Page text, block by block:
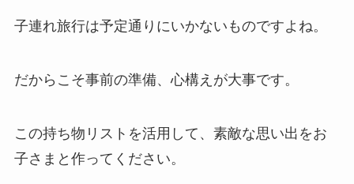
子連れ旅行は予定通りにいかないものですよね。
だからこそ事前の準備、心構えが大事です。
この持ち物リストを活用して、素敵な思い出をお
子さまと作ってください。